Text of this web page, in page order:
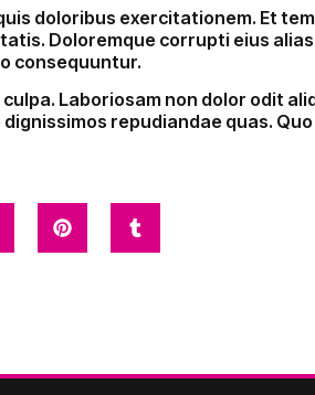
doloribus exercitationem. Et
Doloremque corrupti eius
consequuntur.
Laboriosam non dolor odit
repudiandae quas.